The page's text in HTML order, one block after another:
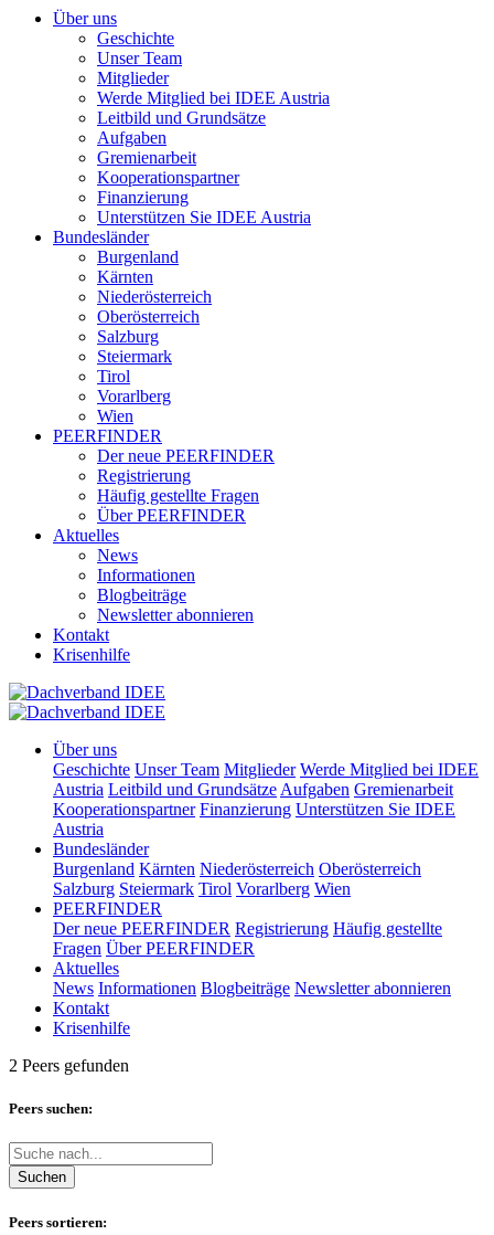
Über uns
Geschichte
Unser Team
Mitglieder
Werde Mitglied bei IDEE Austria
Leitbild und Grundsätze
Aufgaben
Gremienarbeit
Kooperationspartner
Finanzierung
Unterstützen Sie IDEE Austria
Bundesländer
Burgenland
Kärnten
Niederösterreich
Oberösterreich
Salzburg
Steiermark
Tirol
Vorarlberg
Wien
PEERFINDER
Der neue PEERFINDER
Registrierung
Häufig gestellte Fragen
Über PEERFINDER
Aktuelles
News
Informationen
Blogbeiträge
Newsletter abonnieren
Kontakt
Krisenhilfe
Über uns
Geschichte Unser Team Mitglieder Werde Mitglied bei IDEE
Austria Leitbild und Grundsätze Aufgaben Gremienarbeit
Kooperationspartner Finanzierung Unterstützen Sie IDEE
Austria
Bundesländer
Burgenland Kärnten Niederösterreich Oberösterreich
Salzburg Steiermark Tirol Vorarlberg Wien
PEERFINDER
Der neue PEERFINDER Registrierung Häufig gestellte
Fragen Über PEERFINDER
Aktuelles
News Informationen Blogbeiträge Newsletter abonnieren
Kontakt
Krisenhilfe
2 Peers gefunden
Peers suchen:
Suchen
Peers sortieren: